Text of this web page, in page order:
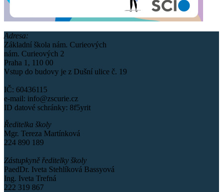
Adresa:
Základní škola nám. Curieových
nám. Curieových 2
Praha 1, 110 00
Vstup do budovy je z Dušní ulice č. 19
IČ: 60436115
e-mail: info@zscurie.cz
ID datové schránky: 8f5yrit
Ředitelka školy
Mgr. Tereza Martínková
224 890 189
Zástupkyně ředitelky školy
PaedDr. Iveta Stehlíková Bassyová
Ing. Iveta Trefná
222 319 867